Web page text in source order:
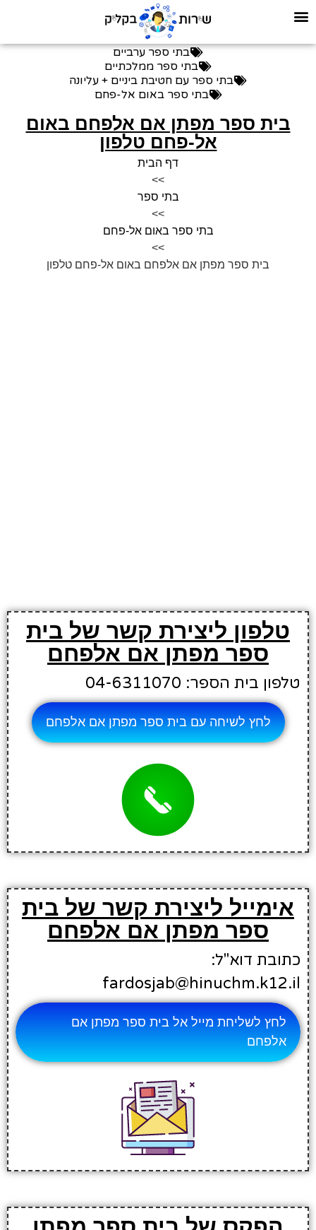
בתי ספר ערביים
בתי ספר ממלכתיים
בתי ספר עם חטיבת ביניים + עליונה
בתי ספר באום אל-פחם
בית ספר מפתן אם אלפחם באום
אל-פחם טלפון
דף הבית
>>
בתי ספר
>>
בתי ספר באום אל-פחם
>>
בית ספר מפתן אם אלפחם באום אל-פחם טלפון
טלפון ליצירת קשר של בית
ספר מפתן אם אלפחם
טלפון בית הספר: 04-6311070
לחץ לשיחה עם בית ספר מפתן אם אלפחם
אימייל ליצירת קשר של בית
ספר מפתן אם אלפחם
כתובת דוא"ל:
fardosjab@hinuchm.k12.il
לחץ לשליחת מייל אל בית ספר מפתן אם
אלפחם